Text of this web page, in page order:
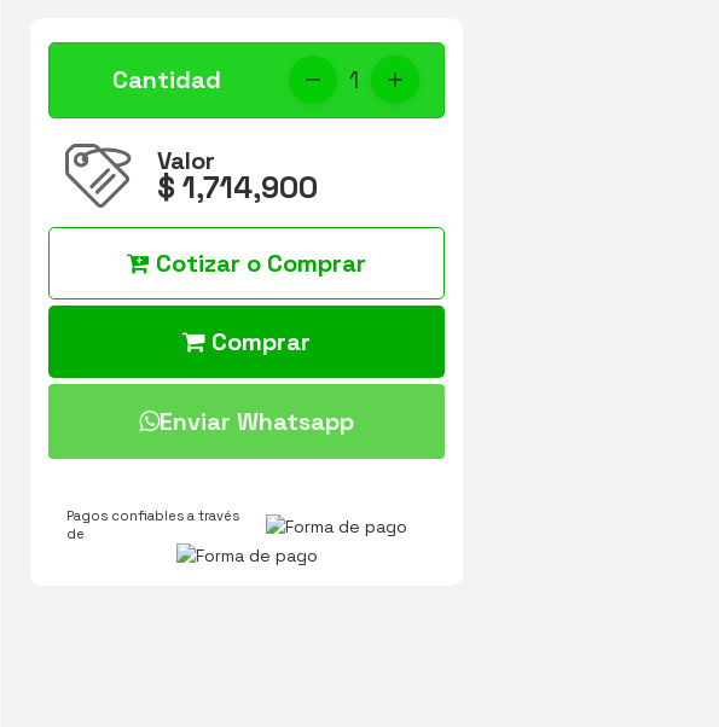
Cantidad 1
Valor
$ 1,714,900
Cotizar o Comprar
Comprar
Enviar Whatsapp
Pagos confiables a través
de